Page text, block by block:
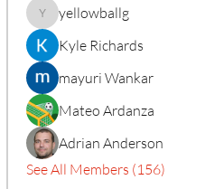
yellowballg
yellowballg
Kyle Richards
mayuri Wankar
Mateo Ardanza
Adrian Anderson
See All Members (156)